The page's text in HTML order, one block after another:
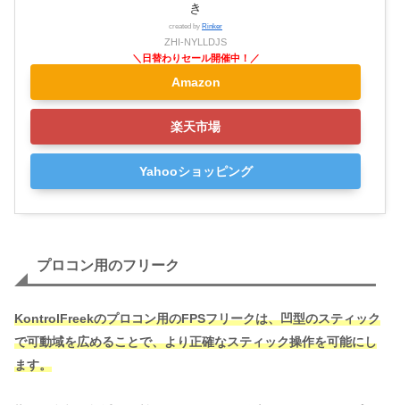
き
created by Rinker
ZHI-NYLLDJS
Amazon
楽天市場
Yahooショッピング
プロコン用のフリーク
KontrolFreekのプロコン用のFPSフリークは、凹型のスティック
で可動域を広めることで、より正確なスティック操作を可能にし
ます。